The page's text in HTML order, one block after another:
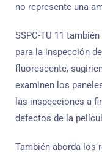
no represente una
SSPC-TU 11
para la inspección
fluorescente,
examinen los
las inspecciones a
defectos de la
También aborda los